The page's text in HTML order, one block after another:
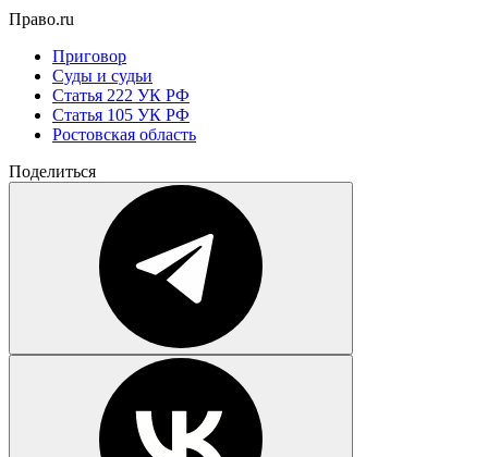
Право.ru
Приговор
Суды и судьи
Статья 222 УК РФ
Статья 105 УК РФ
Ростовская область
Поделиться